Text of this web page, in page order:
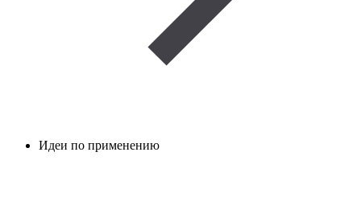
Идеи по применению